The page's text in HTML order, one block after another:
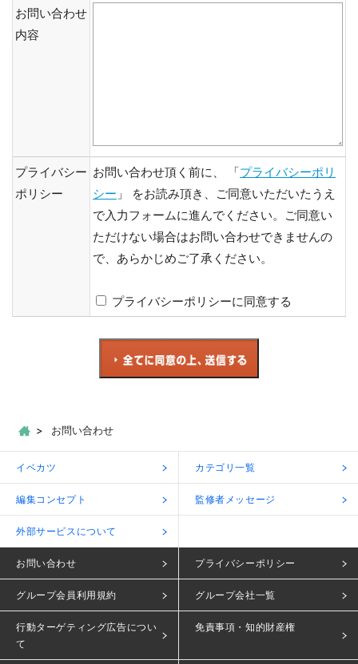
お問い合わせ
内容
プライバシー
ポリシー
お問い合わせ頂く前に、 「プライバシーポリ
シー 」 をお読み頂き、ご同意いただいたうえ
で入力フォームに進んでください。ご同意い
ただけない場合はお問い合わせできませんの
で、あらかじめご了承ください。
プライバシーポリシーに同意する
お問い合わせ
イベカツ カテゴリ一覧
編集コンセプト 監修者メッセージ
外部サービスについて
お問い合わせ プライバシーポリシー
グループ会員利用規約 グループ会社一覧
行動ターゲティング広告につい
て
免責事項・知的財産権